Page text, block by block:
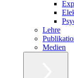
Lehre
Medien